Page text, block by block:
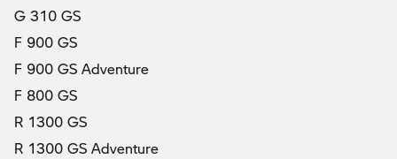
G 310 GS
F 900 GS
F 900 GS Adventure
F 800 GS
R 1300 GS
R 1300 GS Adventure